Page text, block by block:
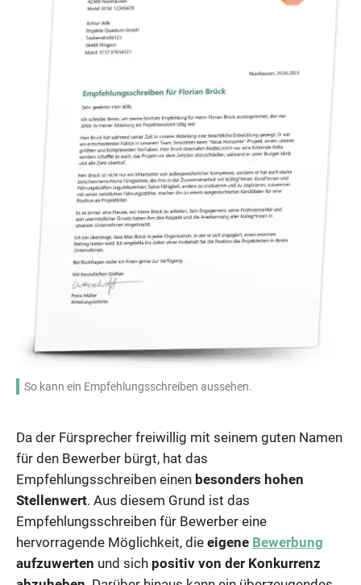
So kann ein Empfehlungsschreiben aussehen.
Da der Fürsprecher freiwillig mit seinem guten Namen
für den Bewerber bürgt, hat das
Empfehlungsschreiben einen besonders hohen
Stellenwert. Aus diesem Grund ist das
Empfehlungsschreiben für Bewerber eine
hervorragende Möglichkeit, die eigene Bewerbung
aufzuwerten und sich positiv von der Konkurrenz